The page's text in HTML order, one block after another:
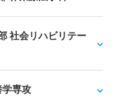
社会リハビリテー
学専攻